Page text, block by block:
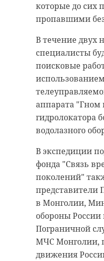
которые до сих
пропавшими
В течение двух
специалисты
поисковые
аппарата "Гном
гидролокатора
водолазного
В экспедиции
фонда "Связь
поколений"
представители
в Монголии,
обороны
Пограничной
МЧС Монголии,
движения